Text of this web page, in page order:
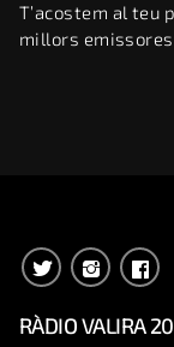
T’acostem al teu
millors
RÀDIO VALIRA